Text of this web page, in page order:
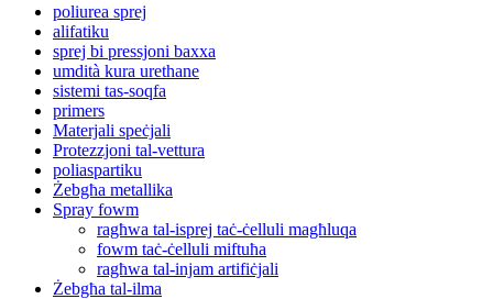
poliurea sprej
alifatiku
sprej bi pressjoni baxxa
umdità kura urethane
sistemi tas-soqfa
primers
Materjali speċjali
Protezzjoni tal-vettura
poliaspartiku
Żebgħa metallika
Spray fowm
ragħwa tal-isprej taċ-ċelluli magħluqa
fowm taċ-ċelluli miftuħa
ragħwa tal-injam artifiċjali
Żebgħa tal-ilma